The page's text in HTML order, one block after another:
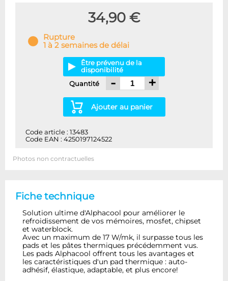
34,90 €
Rupture
1 à 2 semaines de délai
Être prévenu de la
disponibilité
Quantité
- +
Ajouter au panier
Code article : 13483
Code EAN : 4250197124522
Photos non contractuelles
Fiche technique
Solution ultime d'Alphacool pour améliorer le
refroidissement de vos mémoires, mosfet, chipset
et waterblock.
Avec un maximum de 17 W/mk, il surpasse tous les
pads et les pâtes thermiques précédemment vus.
Les pads Alphacool offrent tous les avantages et
les caractéristiques d'un pad thermique : auto-
adhésif, élastique, adaptable, et plus encore!